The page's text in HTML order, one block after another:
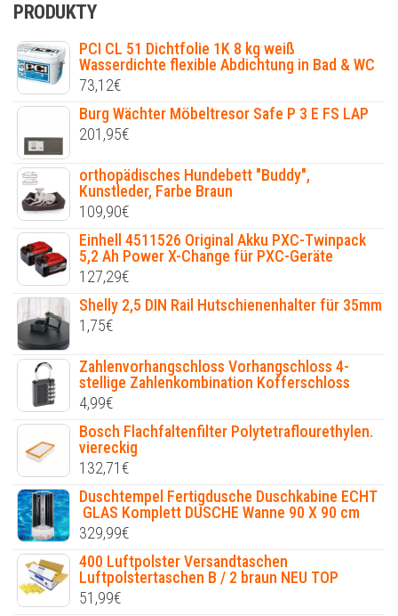
PRODUKTY
PCI CL 51 Dichtfolie 1K 8 kg weiß
Wasserdichte flexible Abdichtung in Bad & WC
73,12€
Burg Wächter Möbeltresor Safe P 3 E FS LAP
201,95€
orthopädisches Hundebett "Buddy",
Kunstleder, Farbe Braun
109,90€
Einhell 4511526 Original Akku PXC-Twinpack
5,2 Ah Power X-Change für PXC-Geräte
127,29€
Shelly 2,5 DIN Rail Hutschienenhalter für 35mm
1,75€
Zahlenvorhangschloss Vorhangschloss 4-
stellige Zahlenkombination Kofferschloss
4,99€
Bosch Flachfaltenfilter Polytetraflourethylen.
viereckig
132,71€
Duschtempel Fertigdusche Duschkabine ECHT
GLAS Komplett DUSCHE Wanne 90 X 90 cm
329,99€
400 Luftpolster Versandtaschen
Luftpolstertaschen B / 2 braun NEU TOP
51,99€